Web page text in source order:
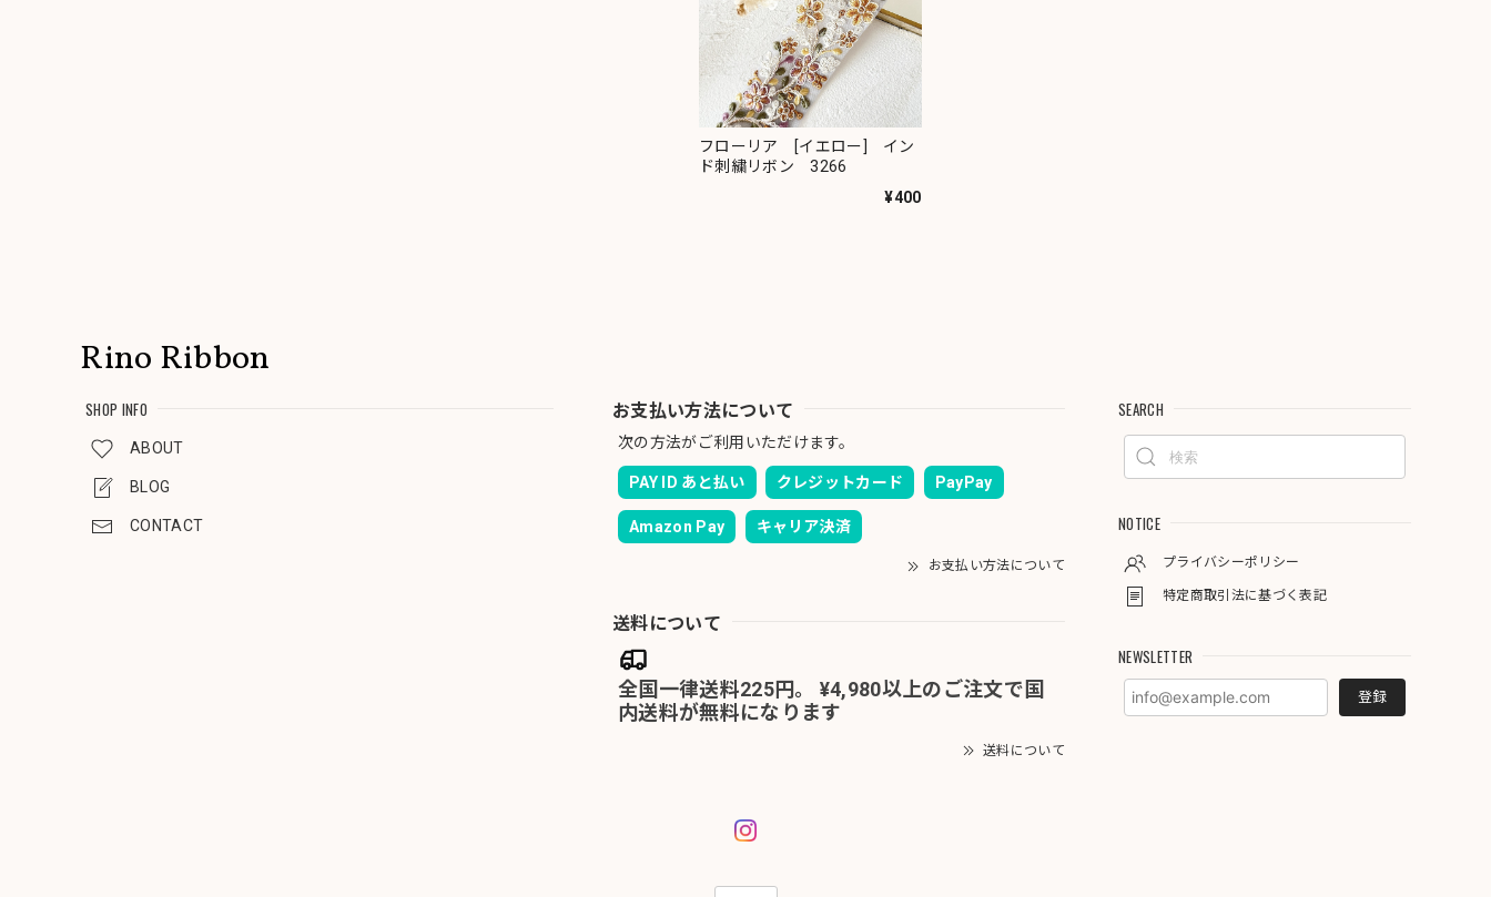
フローリア [イエロー] イン
ド刺繍リボン 3266
¥400
Rino Ribbon
SHOP INFO
ABOUT
BLOG
CONTACT
お支払い方法について
次の方法がご利用いただけます。
PAY ID あと払い クレジットカード PayPay
Amazon Pay キャリア決済
お支払い方法について
送料について
全国一律送料225円。 ¥4,980以上のご注文で国
内送料が無料になります
送料について
SEARCH
NOTICE
プライバシーポリシー
特定商取引法に基づく表記
NEWSLETTER
登録